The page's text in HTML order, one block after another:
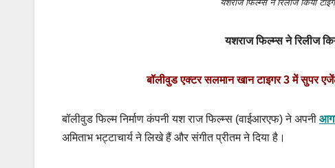
यशराज फिल्म्स ने रिलीज किया
यशराज फिल्म्स ने रिलीज
बॉलीवुड एक्टर सलमान खान टाइगर 3 में सुपर
बॉलीवुड फिल्म निर्माण कंपनी यश राज फिल्म्स (वाईआरएफ) ने अपनी
अमिताभ भट्टाचार्य ने लिखे हैं और संगीत प्रीतम ने दिया है।